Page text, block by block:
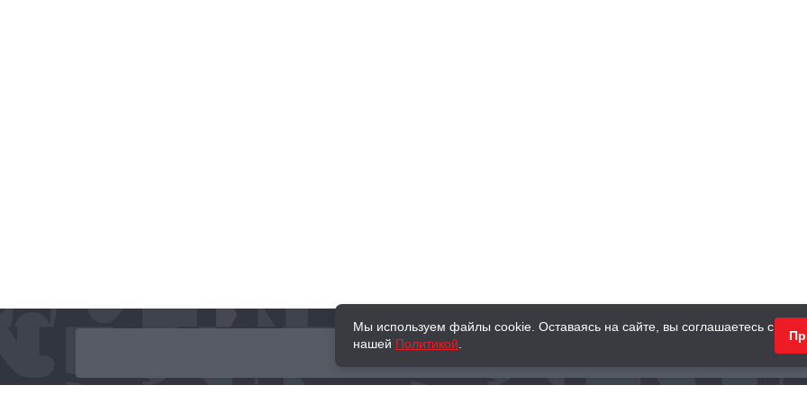
КНИГИ ПОДАРКИ
Мы используем файлы cookie. Оставаясь на сайте, вы соглашаетесь с
нашей Политикой